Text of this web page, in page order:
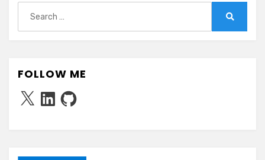
for:
FOLLOW ME
X LinkedInGitHub